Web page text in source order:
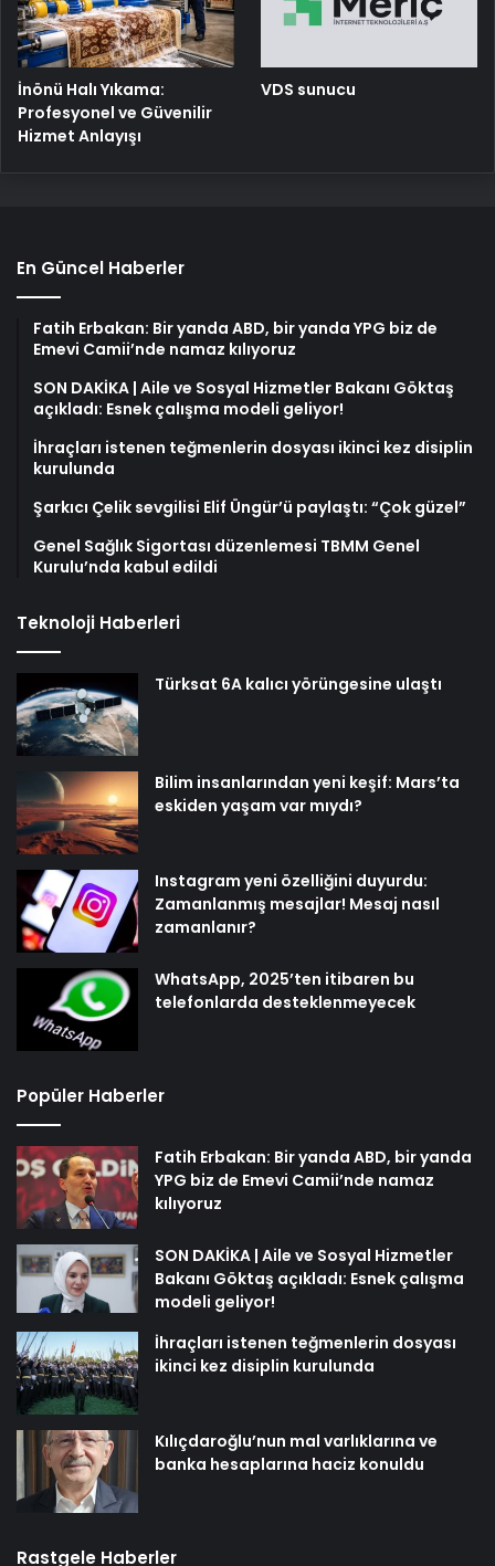
İnönü Halı Yıkama:
Profesyonel ve Güvenilir
Hizmet Anlayışı
VDS sunucu
En Güncel Haberler
Fatih Erbakan: Bir yanda ABD, bir yanda YPG biz de
Emevi Camii’nde namaz kılıyoruz
SON DAKİKA | Aile ve Sosyal Hizmetler Bakanı Göktaş
açıkladı: Esnek çalışma modeli geliyor!
İhraçları istenen teğmenlerin dosyası ikinci kez disiplin
kurulunda
Şarkıcı Çelik sevgilisi Elif Üngür’ü paylaştı: “Çok güzel”
Genel Sağlık Sigortası düzenlemesi TBMM Genel
Kurulu’nda kabul edildi
Teknoloji Haberleri
Türksat 6A kalıcı yörüngesine ulaştı
Bilim insanlarından yeni keşif: Mars’ta
eskiden yaşam var mıydı?
Instagram yeni özelliğini duyurdu:
Zamanlanmış mesajlar! Mesaj nasıl
zamanlanır?
WhatsApp, 2025’ten itibaren bu
telefonlarda desteklenmeyecek
Popüler Haberler
Fatih Erbakan: Bir yanda ABD, bir yanda
YPG biz de Emevi Camii’nde namaz
kılıyoruz
SON DAKİKA | Aile ve Sosyal Hizmetler
Bakanı Göktaş açıkladı: Esnek çalışma
modeli geliyor!
İhraçları istenen teğmenlerin dosyası
ikinci kez disiplin kurulunda
Kılıçdaroğlu’nun mal varlıklarına ve
banka hesaplarına haciz konuldu
Rastgele Haberler